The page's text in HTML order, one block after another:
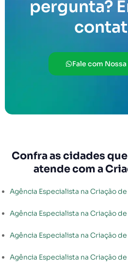
pergunta?
Fale com
Confra as cidades
atende com a
Agência Especialista na Criação
Agência Especialista na Criação
Agência Especialista na Criação de
Agência Especialista na Criação